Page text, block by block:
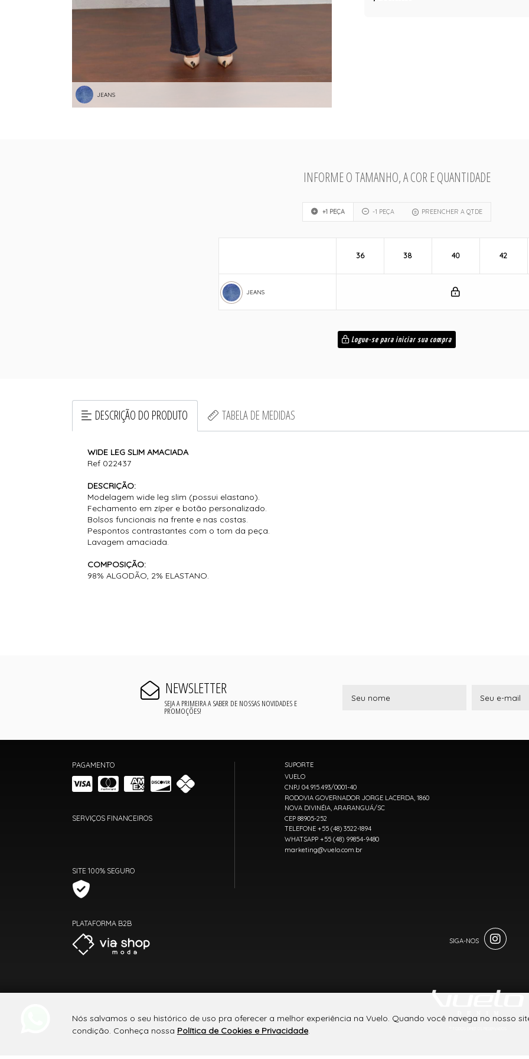
JEANS
INFORME O TAMANHO, A COR E QUANTIDADE
+1 PEÇA -1 PEÇA PREENCHER A QTDE
JEANS
36 38 40 42
Logue-se para iniciar sua compra
DESCRIÇÃO DO PRODUTO TABELA DE MEDIDAS
WIDE LEG SLIM AMACIADA
Ref 022437
DESCRIÇÃO:
Modelagem wide leg slim (possui elastano).
Fechamento em zíper e botão personalizado.
Bolsos funcionais na frente e nas costas.
Pespontos contrastantes com o tom da peça.
Lavagem amaciada.
COMPOSIÇÃO:
98% ALGODÃO, 2% ELASTANO.
NEWSLETTER
SEJA A PRIMEIRA A SABER DE NOSSAS NOVIDADES E
PROMOÇÕES!
PAGAMENTO
SERVIÇOS FINANCEIROS
SITE 100% SEGURO
PLATAFORMA B2B
SUPORTE
VUELO
CNPJ 04.915.493/0001-40
RODOVIA GOVERNADOR JORGE LACERDA, 1860
NOVA DIVINÉIA, ARARANGUÁ/SC
CEP 88905-252
TELEFONE +55 (48) 3522-1894
WHATSAPP +55 (48) 99854-9480
marketing@vuelo.com.br
Nós salvamos o seu histórico de uso pra oferecer a melhor experiência na Vuelo. Quando você navega no nosso
condição. Conheça nossa Política de Cookies e Privacidade.